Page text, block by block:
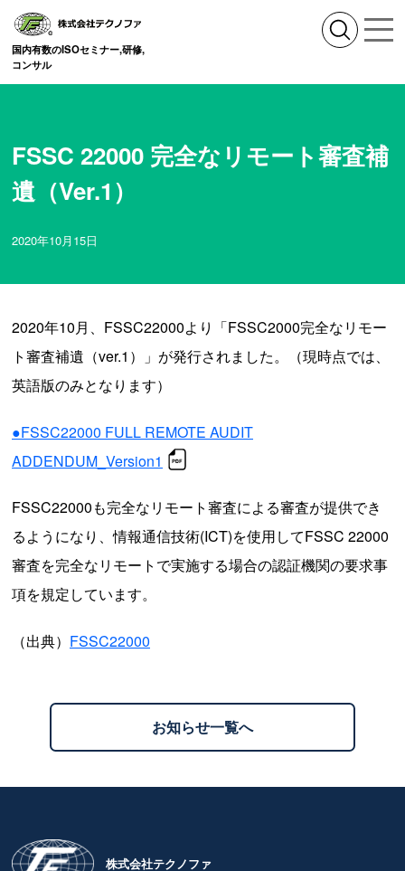
国内有数のISOセミナー,研修,
コンサル
FSSC 22000 完全なリモート審査補
遺（Ver.1）
2020年10月15日
2020年10月、FSSC22000より「FSSC2000完全なリモー
ト審査補遺（ver.1）」が発行されました。（現時点では、
英語版のみとなります）
●FSSC22000 FULL REMOTE AUDIT
ADDENDUM_Version1
FSSC22000も完全なリモート審査による審査が提供でき
るようになり、情報通信技術(ICT)を使用してFSSC 22000
審査を完全なリモートで実施する場合の認証機関の要求事
項を規定しています。
（出典） FSSC22000
お知らせ一覧へ
株式会社テクノファ